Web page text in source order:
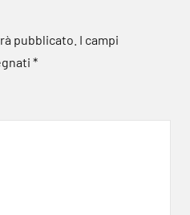
pubblicato. I campi
*